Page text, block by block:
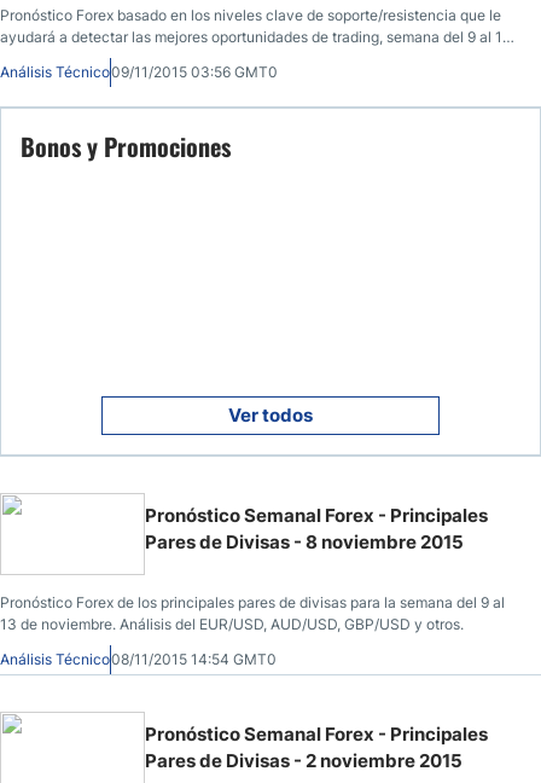
Pronóstico Forex basado en los niveles clave de soporte/resistencia que le
ayudará a detectar las mejores oportunidades de trading, semana del 9 al 13
Análisis Técnico09/11/2015 03:56 GMT0
Bonos y Promociones
Ver todos
Pronóstico Semanal Forex - Principales
Pares de Divisas - 8 noviembre 2015
Pronóstico Forex de los principales pares de divisas para la semana del 9 al
13 de noviembre. Análisis del EUR/USD, AUD/USD, GBP/USD y otros.
Análisis Técnico08/11/2015 14:54 GMT0
Pronóstico Semanal Forex - Principales
Pares de Divisas - 2 noviembre 2015